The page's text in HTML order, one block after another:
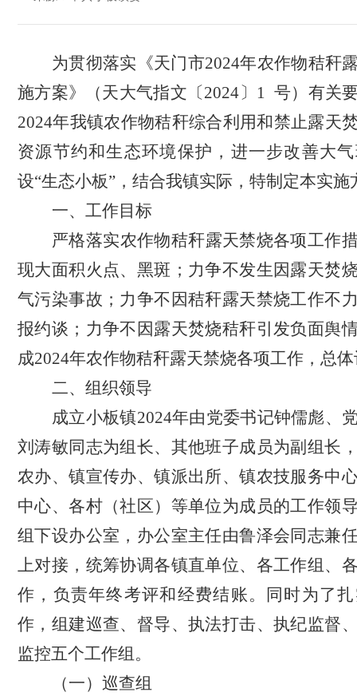
为贯彻落实 《天门市2024年农作物秸秆
施方案》
（天大气指文 〔2024〕 1 号） 有关
2024年我镇农作物秸秆综合利用和禁止露天
资源节约和生态环境保护， 进一步改善大
设“生态小板”， 结合我镇实际， 特制定本实施
一、工作目标
严格落实农作物秸秆露天禁烧各项工作
现大面积火点、黑斑；力争不发生因露天焚
气污染事故；力争不因秸秆露天禁烧工作不
报约谈；力争不因露天焚烧秸秆引发负面舆
成2024年农作物秸秆露天禁烧各项工作，总
二、 组织领导
成立小板镇2024年由党委书记钟儒彪、
刘涛敏同志为组长、其他班子成员为副组长
农办、镇宣传办、镇派出所、镇农技服务中
中心、各村（社区） 等单位为成员的工作领
组下设办公室，办公室主任由鲁泽会同志兼
上对接，统筹协调各镇直单位、各工作组、
作，负责年终考评和经费结账。同时为了
作，组建巡查、督导、执法打击、执纪监督
监控五个工作组。
（一）巡查组